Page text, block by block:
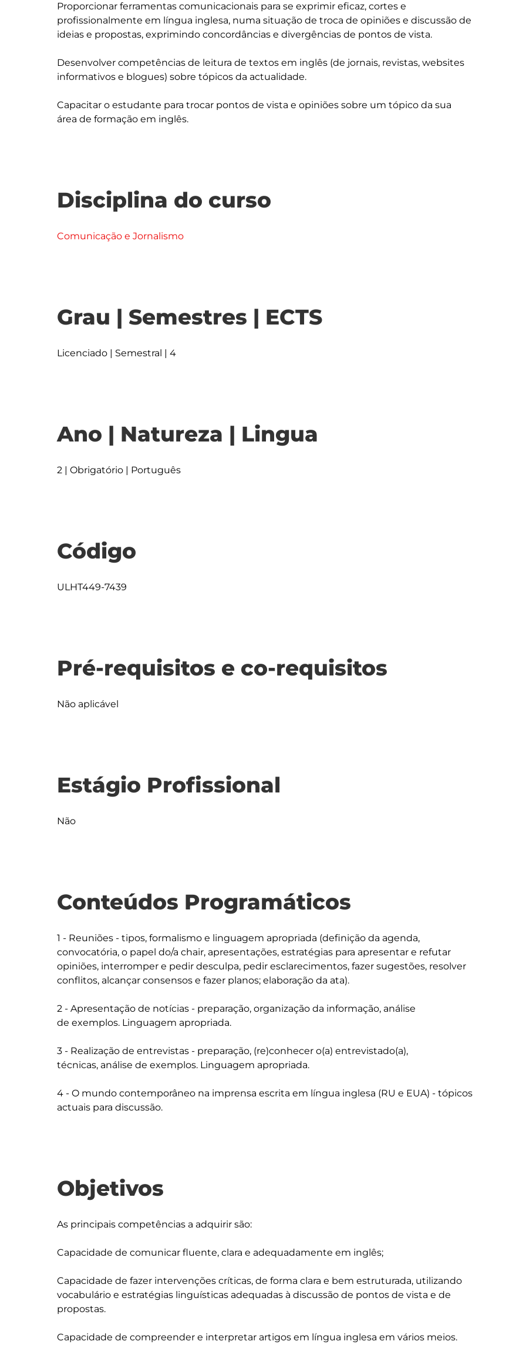
Proporcionar ferramentas comunicacionais para se exprimir eficaz, cortes e
profissionalmente em língua inglesa, numa situação de troca de opiniões e discussão de
ideias e propostas, exprimindo concordâncias e divergências de pontos de vista.
Desenvolver competências de leitura de textos em inglês (de jornais, revistas, websites
informativos e blogues) sobre tópicos da actualidade.
Capacitar o estudante para trocar pontos de vista e opiniões sobre um tópico da sua
Disciplina do curso
Comunicação e Jornalismo
Grau | Semestres | ECTS
Licenciado | Semestral | 4
Ano | Natureza | Lingua
2 | Obrigatório | Português
Código
ULHT449-7439
Pré-requisitos e co-requisitos
Não aplicável
Estágio Profissional
Não
Conteúdos Programáticos
1 - Reuniões - tipos, formalismo e linguagem apropriada (definição da agenda,
convocatória, o papel do/a chair, apresentações, estratégias para apresentar e refutar
opiniões, interromper e pedir desculpa, pedir esclarecimentos, fazer sugestões, resolver
conflitos, alcançar consensos e fazer planos; elaboração da ata).
2 - Apresentação de notícias - preparação, organização da informação, análise
de exemplos. Linguagem apropriada.
3 - Realização de entrevistas - preparação, (re)conhecer o(a) entrevistado(a),
técnicas, análise de exemplos. Linguagem apropriada.
4 - O mundo contemporâneo na imprensa escrita em língua inglesa (RU e EUA) - tópicos
Objetivos
As principais competências a adquirir são:
Capacidade de comunicar fluente, clara e adequadamente em inglês;
Capacidade de fazer intervenções críticas, de forma clara e bem estruturada, utilizando
vocabulário e estratégias linguísticas adequadas à discussão de pontos de vista e de
propostas.
Capacidade de compreender e interpretar artigos em língua inglesa em vários meios.